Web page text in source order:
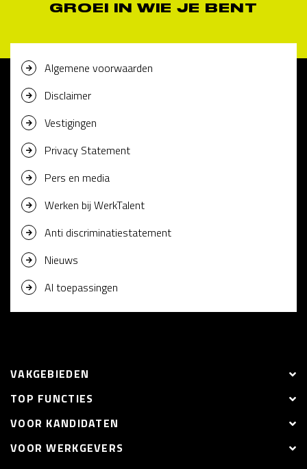
GROEI IN WIE JE BENT
Algemene voorwaarden
Disclaimer
Vestigingen
Privacy Statement
Pers en media
Werken bij WerkTalent
Anti discriminatiestatement
Nieuws
AI toepassingen
VAKGEBIEDEN
TOP FUNCTIES
VOOR KANDIDATEN
VOOR WERKGEVERS